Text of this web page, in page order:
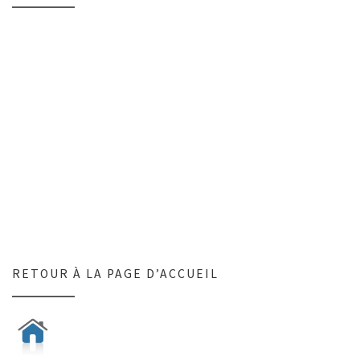
RETOUR À LA PAGE D’ACCUEIL